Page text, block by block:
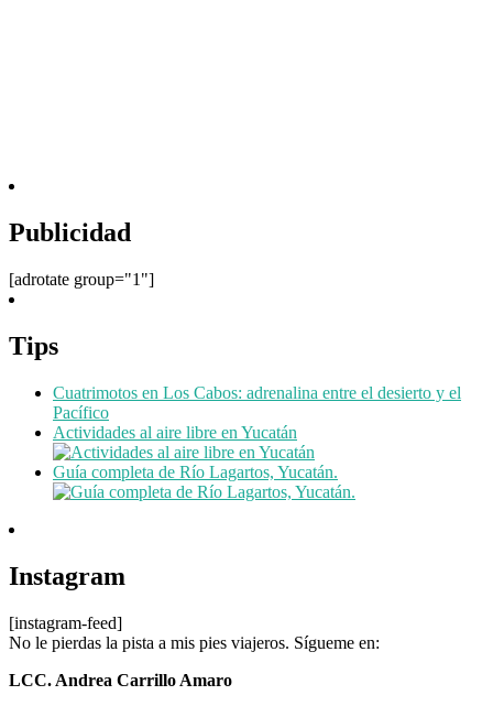
Publicidad
[adrotate group="1"]
Tips
Cuatrimotos en Los Cabos: adrenalina entre el desierto y el
Pacífico
Actividades al aire libre en Yucatán
Guía completa de Río Lagartos, Yucatán.
Instagram
[instagram-feed]
No le pierdas la pista a mis pies viajeros. Sígueme en:
LCC. Andrea Carrillo Amaro